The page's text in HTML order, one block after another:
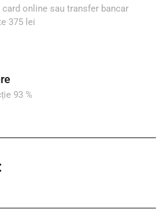
online sau transfer bancar
375 lei
93 %